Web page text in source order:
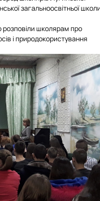
загальноосвітньої
розповіли школярам про
і природокористування